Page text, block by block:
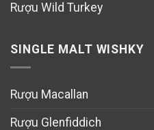
Rượu Wild Turkey
SINGLE MALT WISHKY
Rượu Macallan
Rượu Glenfiddich